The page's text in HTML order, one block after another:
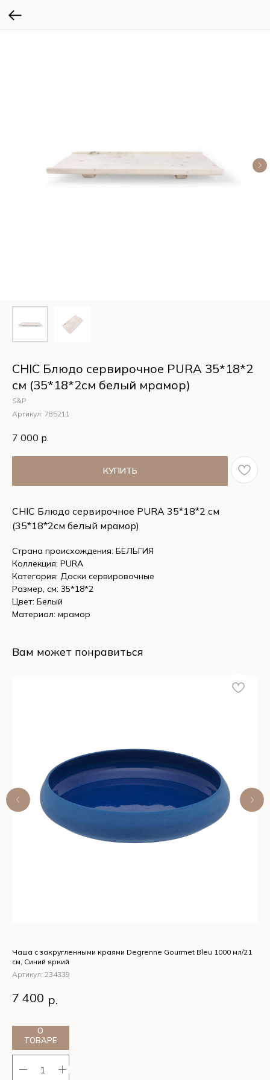
CHIC Блюдо сервирочное PURA 35*18*2
см (35*18*2см белый мрамор)
S&P
Артикул: 785211
7 000 р.
КУПИТЬ
CHIC Блюдо сервирочное PURA 35*18*2 см
(35*18*2см белый мрамор)
Страна происхождения: БЕЛЬГИЯ
Коллекция: PURA
Категория: Доски сервировочные
Размер, см: 35*18*2
Цвет: Белый
Материал: мрамор
Вам может понравиться
Чаша с закругленными краями Degrenne Gourmet Bleu 1000 мл/21
см, Синий яркий
Артикул: 234339
Чаша с закругленными краями Degrenne Gourmet
Bleu 1000 мл/21 см, Синий яркий
7 400 р.
О
ТОВАРЕ